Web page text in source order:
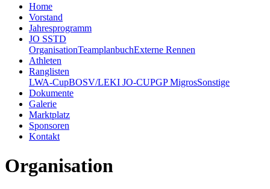
Home
Vorstand
Jahresprogramm
JO SSTD
OrganisationTeamplanbuchExterne Rennen
Athleten
Ranglisten
LWA-CupBOSV/LEKI JO-CUPGP MigrosSonstige
Dokumente
Galerie
Marktplatz
Sponsoren
Kontakt
Organisation